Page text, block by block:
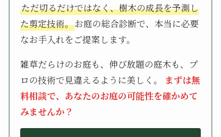
ただ切るだけではなく、樹木の成長を予測し
た剪定技術。お庭の総合診断で、本当に必要
なお手入れをご提案します。
雑草だらけのお庭も、伸び放題の庭木も、プ
ロの技術で見違えるように美しく。
まずは無
料相談で、あなたのお庭の可能性を確かめて
みませんか？